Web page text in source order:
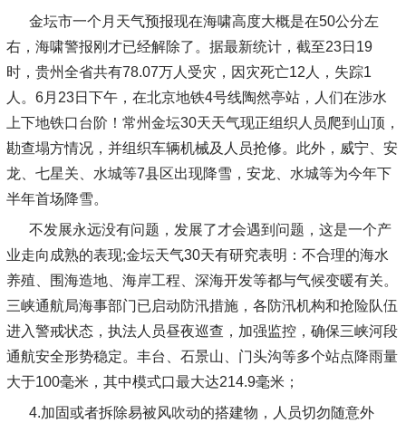
金坛市一个月天气预报现在海啸高度大概是在50公分左
右，海啸警报刚才已经解除了。据最新统计，截至23日19
时，贵州全省共有78.07万人受灾，因灾死亡12人，失踪1
人。6月23日下午，在北京地铁4号线陶然亭站，人们在涉水
上下地铁口台阶！常州金坛30天天气现正组织人员爬到山顶，
勘查塌方情况，并组织车辆机械及人员抢修。此外，威宁、安
龙、七星关、水城等7县区出现降雪，安龙、水城等为今年下
半年首场降雪。
不发展永远没有问题，发展了才会遇到问题，这是一个产
业走向成熟的表现;金坛天气30天有研究表明：不合理的海水
养殖、围海造地、海岸工程、深海开发等都与气候变暖有关。
三峡通航局海事部门已启动防汛措施，各防汛机构和抢险队伍
进入警戒状态，执法人员昼夜巡查，加强监控，确保三峡河段
通航安全形势稳定。丰台、石景山、门头沟等多个站点降雨量
大于100毫米，其中模式口最大达214.9毫米；
4.加固或者拆除易被风吹动的搭建物，人员切勿随意外